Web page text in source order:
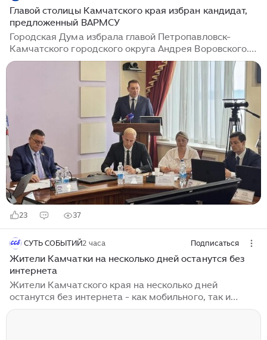
Главой столицы Камчатского края избран кандидат,
предложенный ВАРМСУ
Городская Дума избрала главой Петропавловск-
Камчатского городского округа Андрея Воровского.
Предложение по его кандидатуре губернатору
направила ВАРМСУ. Такое право закреплено за
ассоциацией федеральным законом № 33-ФЗ...
23 37
СУТЬ СОБЫТИЙ2 часа Подписаться
Жители Камчатки на несколько дней останутся без
интернета
Жители Камчатского края на несколько дней
останутся без интернета - как мобильного, так и
домашнего. Об этом предупредили местные власти.